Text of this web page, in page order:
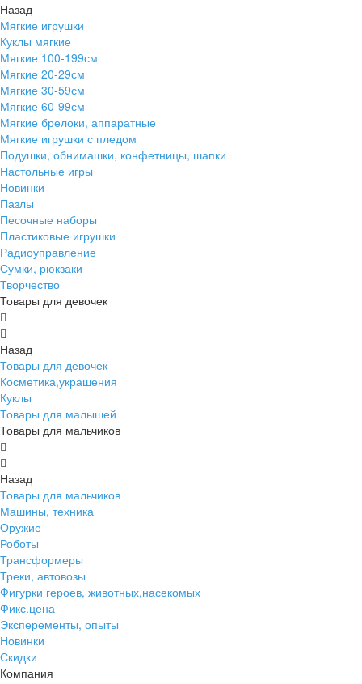
Назад
Мягкие игрушки
Куклы мягкие
Мягкие 100-199см
Мягкие 20-29см
Мягкие 30-59см
Мягкие 60-99см
Мягкие брелоки, аппаратные
Мягкие игрушки с пледом
Подушки, обнимашки, конфетницы, шапки
Настольные игры
Новинки
Пазлы
Песочные наборы
Пластиковые игрушки
Радиоуправление
Сумки, рюкзаки
Творчество
Товары для девочек
Назад
Товары для девочек
Косметика,украшения
Куклы
Товары для малышей
Товары для мальчиков
Назад
Товары для мальчиков
Машины, техника
Оружие
Роботы
Трансформеры
Треки, автовозы
Фигурки героев, животных,насекомых
Фикс.цена
Эксперементы, опыты
Новинки
Скидки
Компания